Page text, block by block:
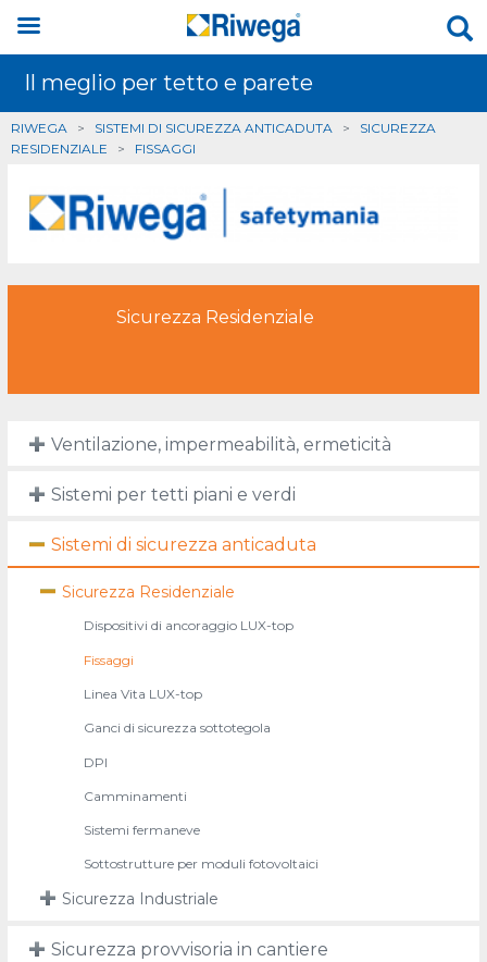
Il meglio per tetto e parete
RIWEGA > SISTEMI DI SICUREZZA ANTICADUTA > SICUREZZA
RESIDENZIALE > FISSAGGI
Sicurezza Residenziale
Ventilazione, impermeabilità, ermeticità
Sistemi per tetti piani e verdi
Sistemi di sicurezza anticaduta
Sicurezza Residenziale
Dispositivi di ancoraggio LUX-top
Fissaggi
Linea Vita LUX-top
Ganci di sicurezza sottotegola
DPI
Camminamenti
Sistemi fermaneve
Sottostrutture per moduli fotovoltaici
Sicurezza Industriale
Sicurezza provvisoria in cantiere